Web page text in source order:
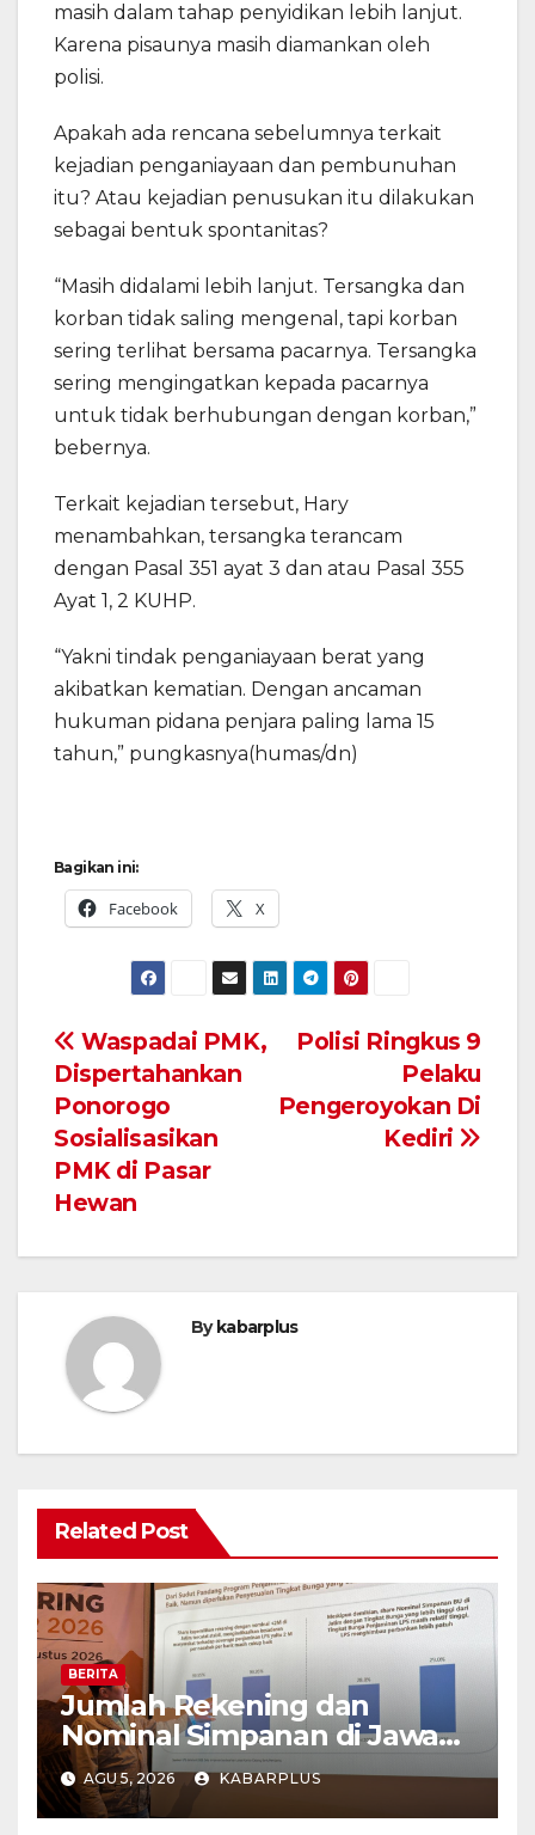
masih dalam tahap penyidikan lebih lanjut.
Karena pisaunya masih diamankan oleh
polisi.
Apakah ada rencana sebelumnya terkait
kejadian penganiayaan dan pembunuhan
itu? Atau kejadian penusukan itu dilakukan
sebagai bentuk spontanitas?
“Masih didalami lebih lanjut. Tersangka dan
korban tidak saling mengenal, tapi korban
sering terlihat bersama pacarnya. Tersangka
sering mengingatkan kepada pacarnya
untuk tidak berhubungan dengan korban,”
bebernya.
Terkait kejadian tersebut, Hary
menambahkan, tersangka terancam
dengan Pasal 351 ayat 3 dan atau Pasal 355
Ayat 1, 2 KUHP.
“Yakni tindak penganiayaan berat yang
akibatkan kematian. Dengan ancaman
hukuman pidana penjara paling lama 15
tahun,” pungkasnya(humas/dn)
Bagikan ini:
Facebook X
Navigasi
pos
Polisi Ringkus 9
Pelaku
Pengeroyokan Di
Kediri
Waspadai PMK,
Dispertahankan
Ponorogo
Sosialisasikan
PMK di Pasar
Hewan
By kabarplus
Related Post
BERITA
Jumlah Rekening dan
Nominal Simpanan di Jawa
Timur Meningkat 1,17% Year
on Year.
AGU 5, 2026 KABARPLUS